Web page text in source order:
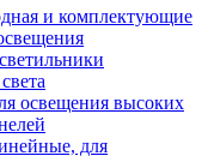
и комплектующие
освещения высоких
для